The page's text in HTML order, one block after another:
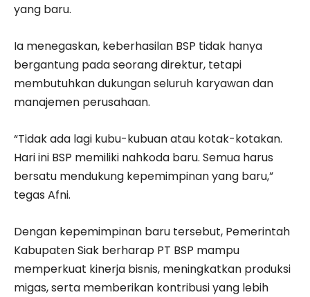
yang baru.
Ia menegaskan, keberhasilan BSP tidak hanya
bergantung pada seorang direktur, tetapi
membutuhkan dukungan seluruh karyawan dan
manajemen perusahaan.
“Tidak ada lagi kubu-kubuan atau kotak-kotakan.
Hari ini BSP memiliki nahkoda baru. Semua harus
bersatu mendukung kepemimpinan yang baru,”
tegas Afni.
Dengan kepemimpinan baru tersebut, Pemerintah
Kabupaten Siak berharap PT BSP mampu
memperkuat kinerja bisnis, meningkatkan produksi
migas, serta memberikan kontribusi yang lebih